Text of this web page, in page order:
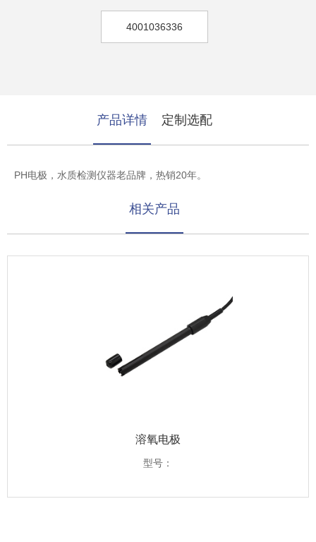
4001036336
产品详情 定制选配
PH电极，水质检测仪器老品牌，热销20年。
相关产品
溶氧电极
型号：